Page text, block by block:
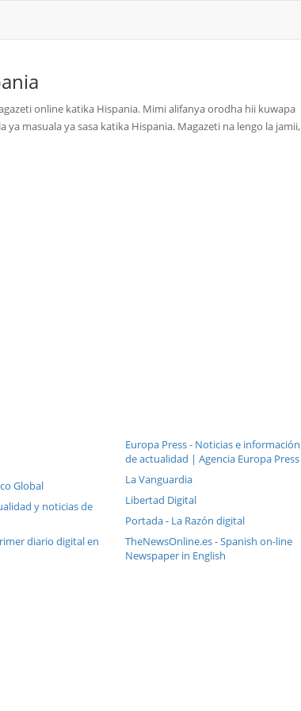
online katika Hispania. Mimi alifanya orodha hii kuwapa
masuala ya sasa katika Hispania. Magazeti na lengo la jamii,
Global
y noticias de
diario digital en
Europa Press - Noticias e información
de actualidad | Agencia Europa Press
La Vanguardia
Libertad Digital
Portada - La Razón digital
TheNewsOnline.es - Spanish on-line
Newspaper in English